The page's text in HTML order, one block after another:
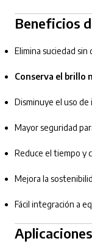
Beneficios
Elimina suciedad sin
Conserva el brillo
Disminuye el uso de
Mayor seguridad
Reduce el tiempo y
Mejora la
Fácil integración a